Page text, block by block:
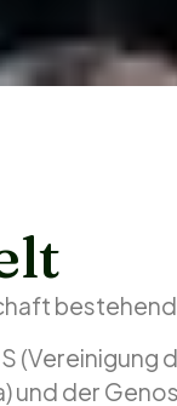
(Vereinigung
und der